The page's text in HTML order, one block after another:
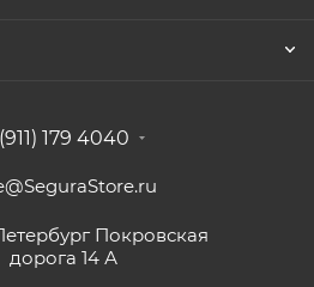
179 4040
Покровская
дорога 14 А